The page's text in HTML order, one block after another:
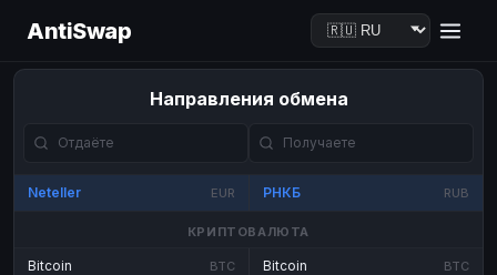
AntiSwap
Направления обмена
Neteller EUR РНКБ RUB
КРИПТОВАЛЮТА
Bitcoin BTC Bitcoin BTC